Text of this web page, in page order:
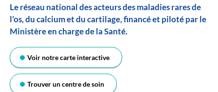
Le réseau national des acteurs des maladies rares de
l’os, du calcium et du cartilage, financé et piloté par le
Ministère en charge de la Santé.
Voir notre carte interactive
Trouver un centre de soin